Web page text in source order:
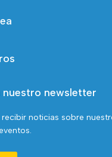
nuestro newsletter
noticias sobre